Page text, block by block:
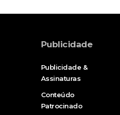
Publicidade
Publicidade &
Assinaturas
Conteúdo
Patrocinado